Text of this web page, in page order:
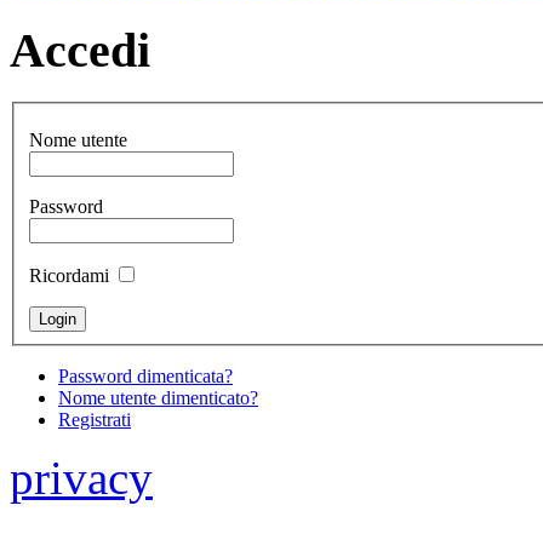
Accedi
Nome utente
Password
Ricordami
Password dimenticata?
Nome utente dimenticato?
Registrati
privacy